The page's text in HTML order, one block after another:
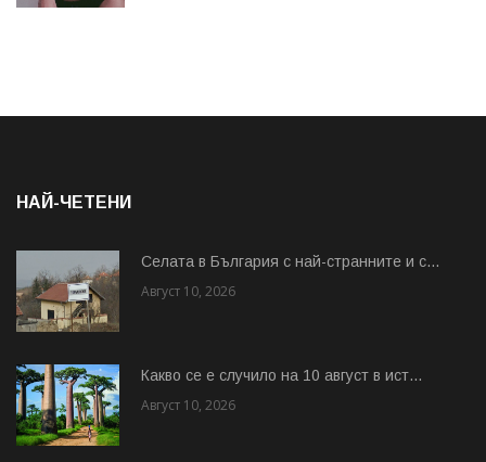
НАЙ-ЧЕТЕНИ
Cелата в България с най-странните и с...
Август 10, 2026
Какво се е случило на 10 август в ист...
Август 10, 2026